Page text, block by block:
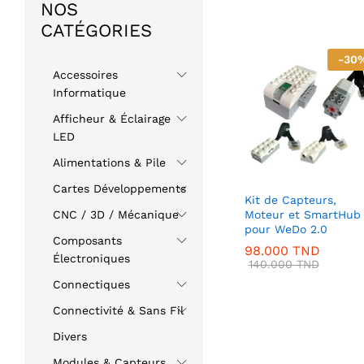
-30
Kit de Capteurs,
Moteur et SmartHub
pour WeDo 2.0
98.000 TND
140.000TND
NOS
CATÉGORIES
Accessoires
Informatique
Afficheur & Éclairage
LED
Alimentations & Pile
Cartes Développements
CNC / 3D / Mécanique
Composants
Électroniques
Connectiques
Connectivité & Sans Fil
Divers